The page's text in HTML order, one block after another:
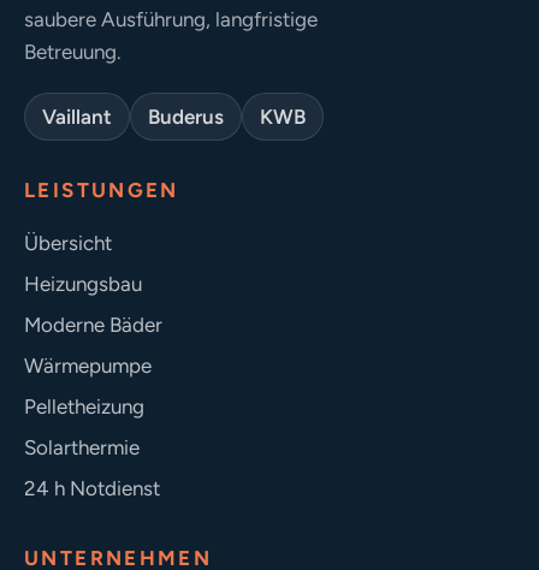
saubere Ausführung, langfristige
Betreuung.
Vaillant Buderus KWB
LEISTUNGEN
Übersicht
Heizungsbau
Moderne Bäder
Wärmepumpe
Pelletheizung
Solarthermie
24 h Notdienst
UNTERNEHMEN